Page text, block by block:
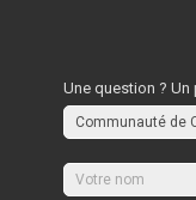
Une question ?